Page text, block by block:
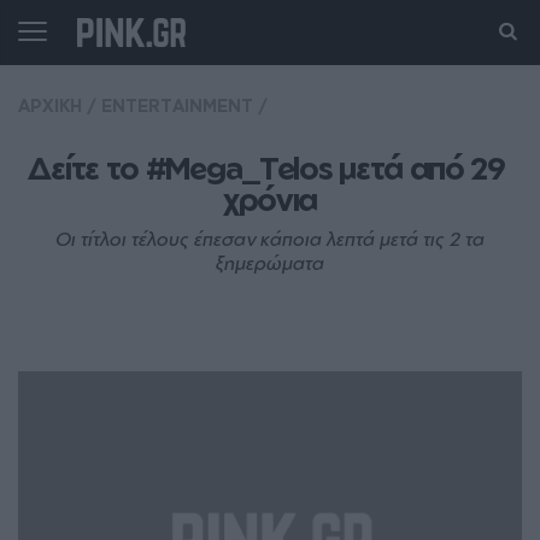
Δείτε το #Mega_Telos μετά από 29
χρόνια
Οι τίτλοι τέλους έπεσαν κάποια λεπτά μετά τις 2 τα
ξημερώματα